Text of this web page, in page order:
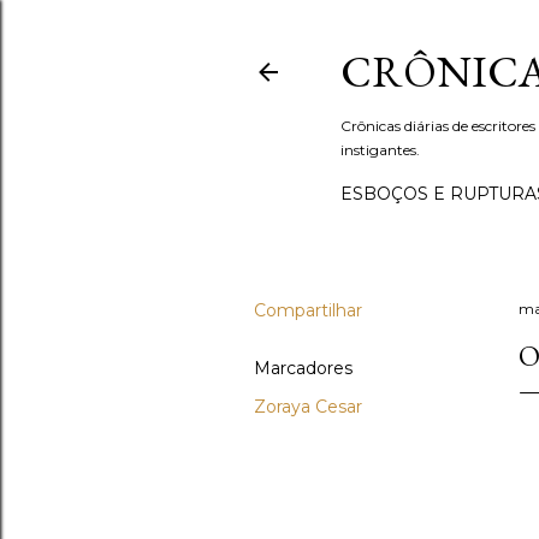
Crônicas diárias de
instigantes.
ESBOÇOS E
Compartilhar
Marcadores
Zoraya Cesar